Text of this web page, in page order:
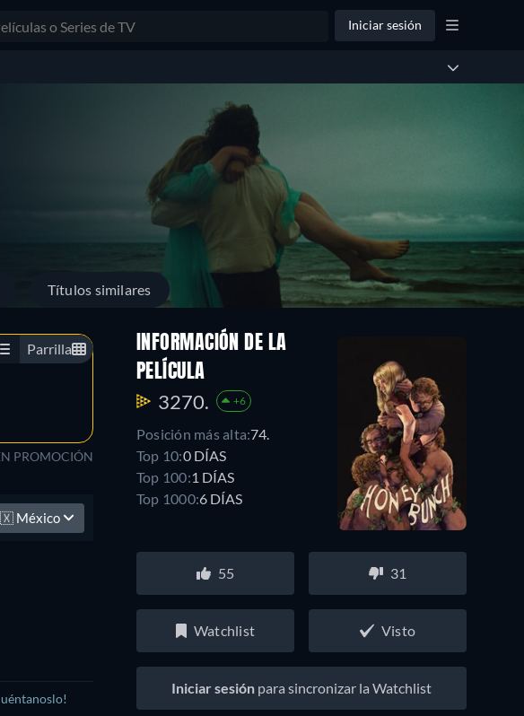
Iniciar sesión
Títulos similares
Parrilla
PROMOCIÓN
México
INFORMACIÓN DE LA
PELÍCULA
3270. +6
Posición más alta:74.
Top 10:0 DÍAS
Top 100:1 DÍAS
Top 1000:6 DÍAS
55 31
Watchlist Visto
Iniciar sesión para sincronizar la Watchlist